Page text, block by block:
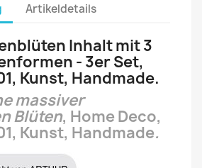
Artikeldetails
Inhalt mit 3
- 3er Set,
Kunst, Handmade.
massiver
Blüten, Home Deco,
Kunst, Handmade.